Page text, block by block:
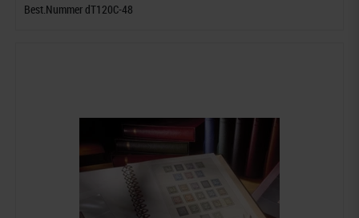
Best.Nummer dT120C-48